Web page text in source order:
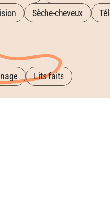
Sèche-cheveux
Lits faits